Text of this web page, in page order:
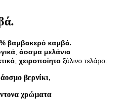
βαμβακερό καμβά.
άοσμα μελάνια
χειροποίητο ξύλινο τελάρο.
άοσμο βερνίκι,
χρώματα